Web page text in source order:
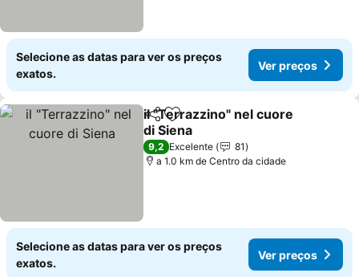
Selecione as datas para ver os preços
exatos.
Ver preços
PartilharAdicionar aos favoritos
il "Terrazzino" nel cuore
di Siena
9,2 Excelente
81
a 1.0 km de Centro da cidade
Selecione as datas para ver os preços
exatos.
Ver preços